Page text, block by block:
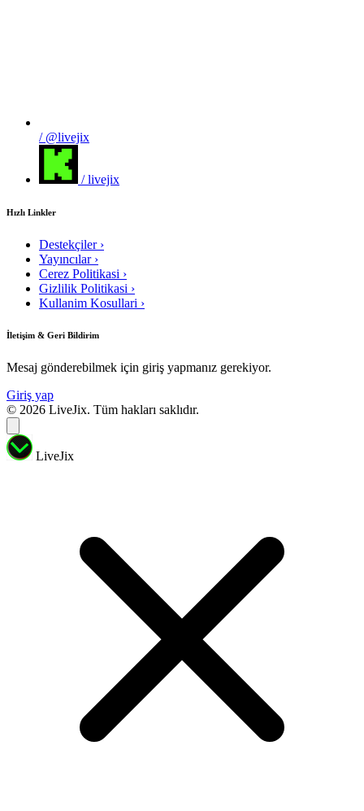
/ @livejix
/ livejix
Hızlı Linkler
Destekçiler ›
Yayıncılar ›
Cerez Politikasi ›
Gizlilik Politikasi ›
Kullanim Kosullari ›
İletişim & Geri Bildirim
Mesaj gönderebilmek için giriş yapmanız gerekiyor.
Giriş yap
© 2026 LiveJix. Tüm hakları saklıdır.
LiveJix